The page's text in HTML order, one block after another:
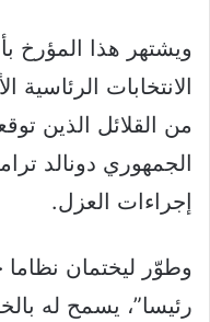
ويشتهر هذا المؤرخ
الجمهوري دونالد
إجراءات العزل.
رئيسا”، يسمح له